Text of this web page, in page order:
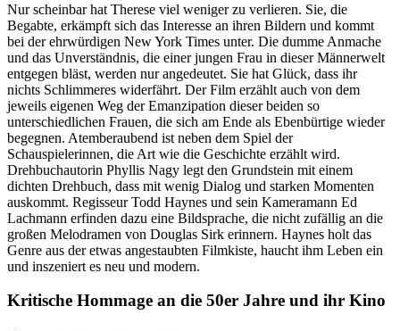
Nur scheinbar hat Therese viel weniger zu verlieren. Sie, die
Begabte, erkämpft sich das Interesse an ihren Bildern und kommt
bei der ehrwürdigen New York Times unter. Die dumme Anmache
und das Unverständnis, die einer jungen Frau in dieser Männerwelt
entgegen bläst, werden nur angedeutet. Sie hat Glück, dass ihr
nichts Schlimmeres widerfährt. Der Film erzählt auch von dem
jeweils eigenen Weg der Emanzipation dieser beiden so
unterschiedlichen Frauen, die sich am Ende als Ebenbürtige wieder
begegnen. Atemberaubend ist neben dem Spiel der
Schauspielerinnen, die Art wie die Geschichte erzählt wird.
Drehbuchautorin Phyllis Nagy legt den Grundstein mit einem
dichten Drehbuch, dass mit wenig Dialog und starken Momenten
auskommt. Regisseur Todd Haynes und sein Kameramann Ed
Lachmann erfinden dazu eine Bildsprache, die nicht zufällig an die
großen Melodramen von Douglas Sirk erinnern. Haynes holt das
Genre aus der etwas angestaubten Filmkiste, haucht ihm Leben ein
und inszeniert es neu und modern.
Kritische Hommage an die 50er Jahre und ihr Kino